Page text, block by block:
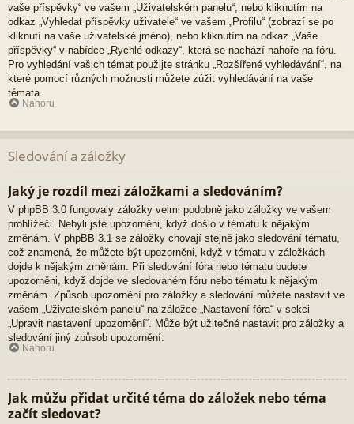
vaše příspěvky“ ve vašem „Uživatelském panelu“, nebo kliknutím na
odkaz „Vyhledat příspěvky uživatele“ ve vašem „Profilu“ (zobrazí se po
kliknutí na vaše uživatelské jméno), nebo kliknutím na odkaz „Vaše
příspěvky“ v nabídce „Rychlé odkazy“, která se nachází nahoře na fóru.
Pro vyhledání vašich témat použijte stránku „Rozšířené vyhledávání“, na
které pomocí různých možnosti můžete zúžit vyhledávání na vaše
témata.
Nahoru
Sledování a záložky
Jaký je rozdíl mezi záložkami a sledováním?
V phpBB 3.0 fungovaly záložky velmi podobně jako záložky ve vašem
prohlížeči. Nebyli jste upozorněni, když došlo v tématu k nějakým
změnám. V phpBB 3.1 se záložky chovají stejně jako sledování tématu,
což znamená, že můžete být upozorněni, když v tématu v záložkách
dojde k nějakým změnám. Při sledování fóra nebo tématu budete
upozorněni, když dojde ve sledovaném fóru nebo tématu k nějakým
změnám. Způsob upozornění pro záložky a sledování můžete nastavit ve
vašem „Uživatelském panelu“ na záložce „Nastavení fóra“ v sekci
„Upravit nastavení upozornění“. Může být užitečné nastavit pro záložky a
sledování jiný způsob upozornění.
Nahoru
Jak můžu přidat určité téma do záložek nebo téma
začít sledovat?